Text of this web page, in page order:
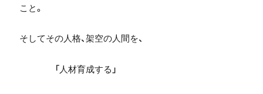
こと。
そしてその人格、架空の人間を、
「人材育成する」